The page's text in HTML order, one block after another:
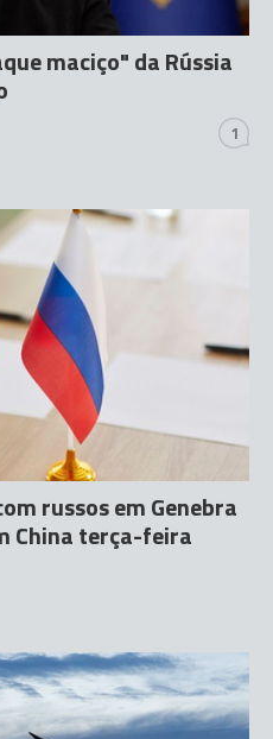
maciço" da Rússia
1
russos em Genebra
China terça-feira